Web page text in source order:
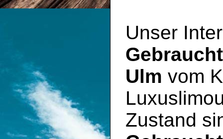
Unser
Ulm vom
Zustand